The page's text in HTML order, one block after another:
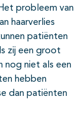
probleem van
haarverlies
patiënten
zij een groot
nog niet als een
hebben
dan patiënten